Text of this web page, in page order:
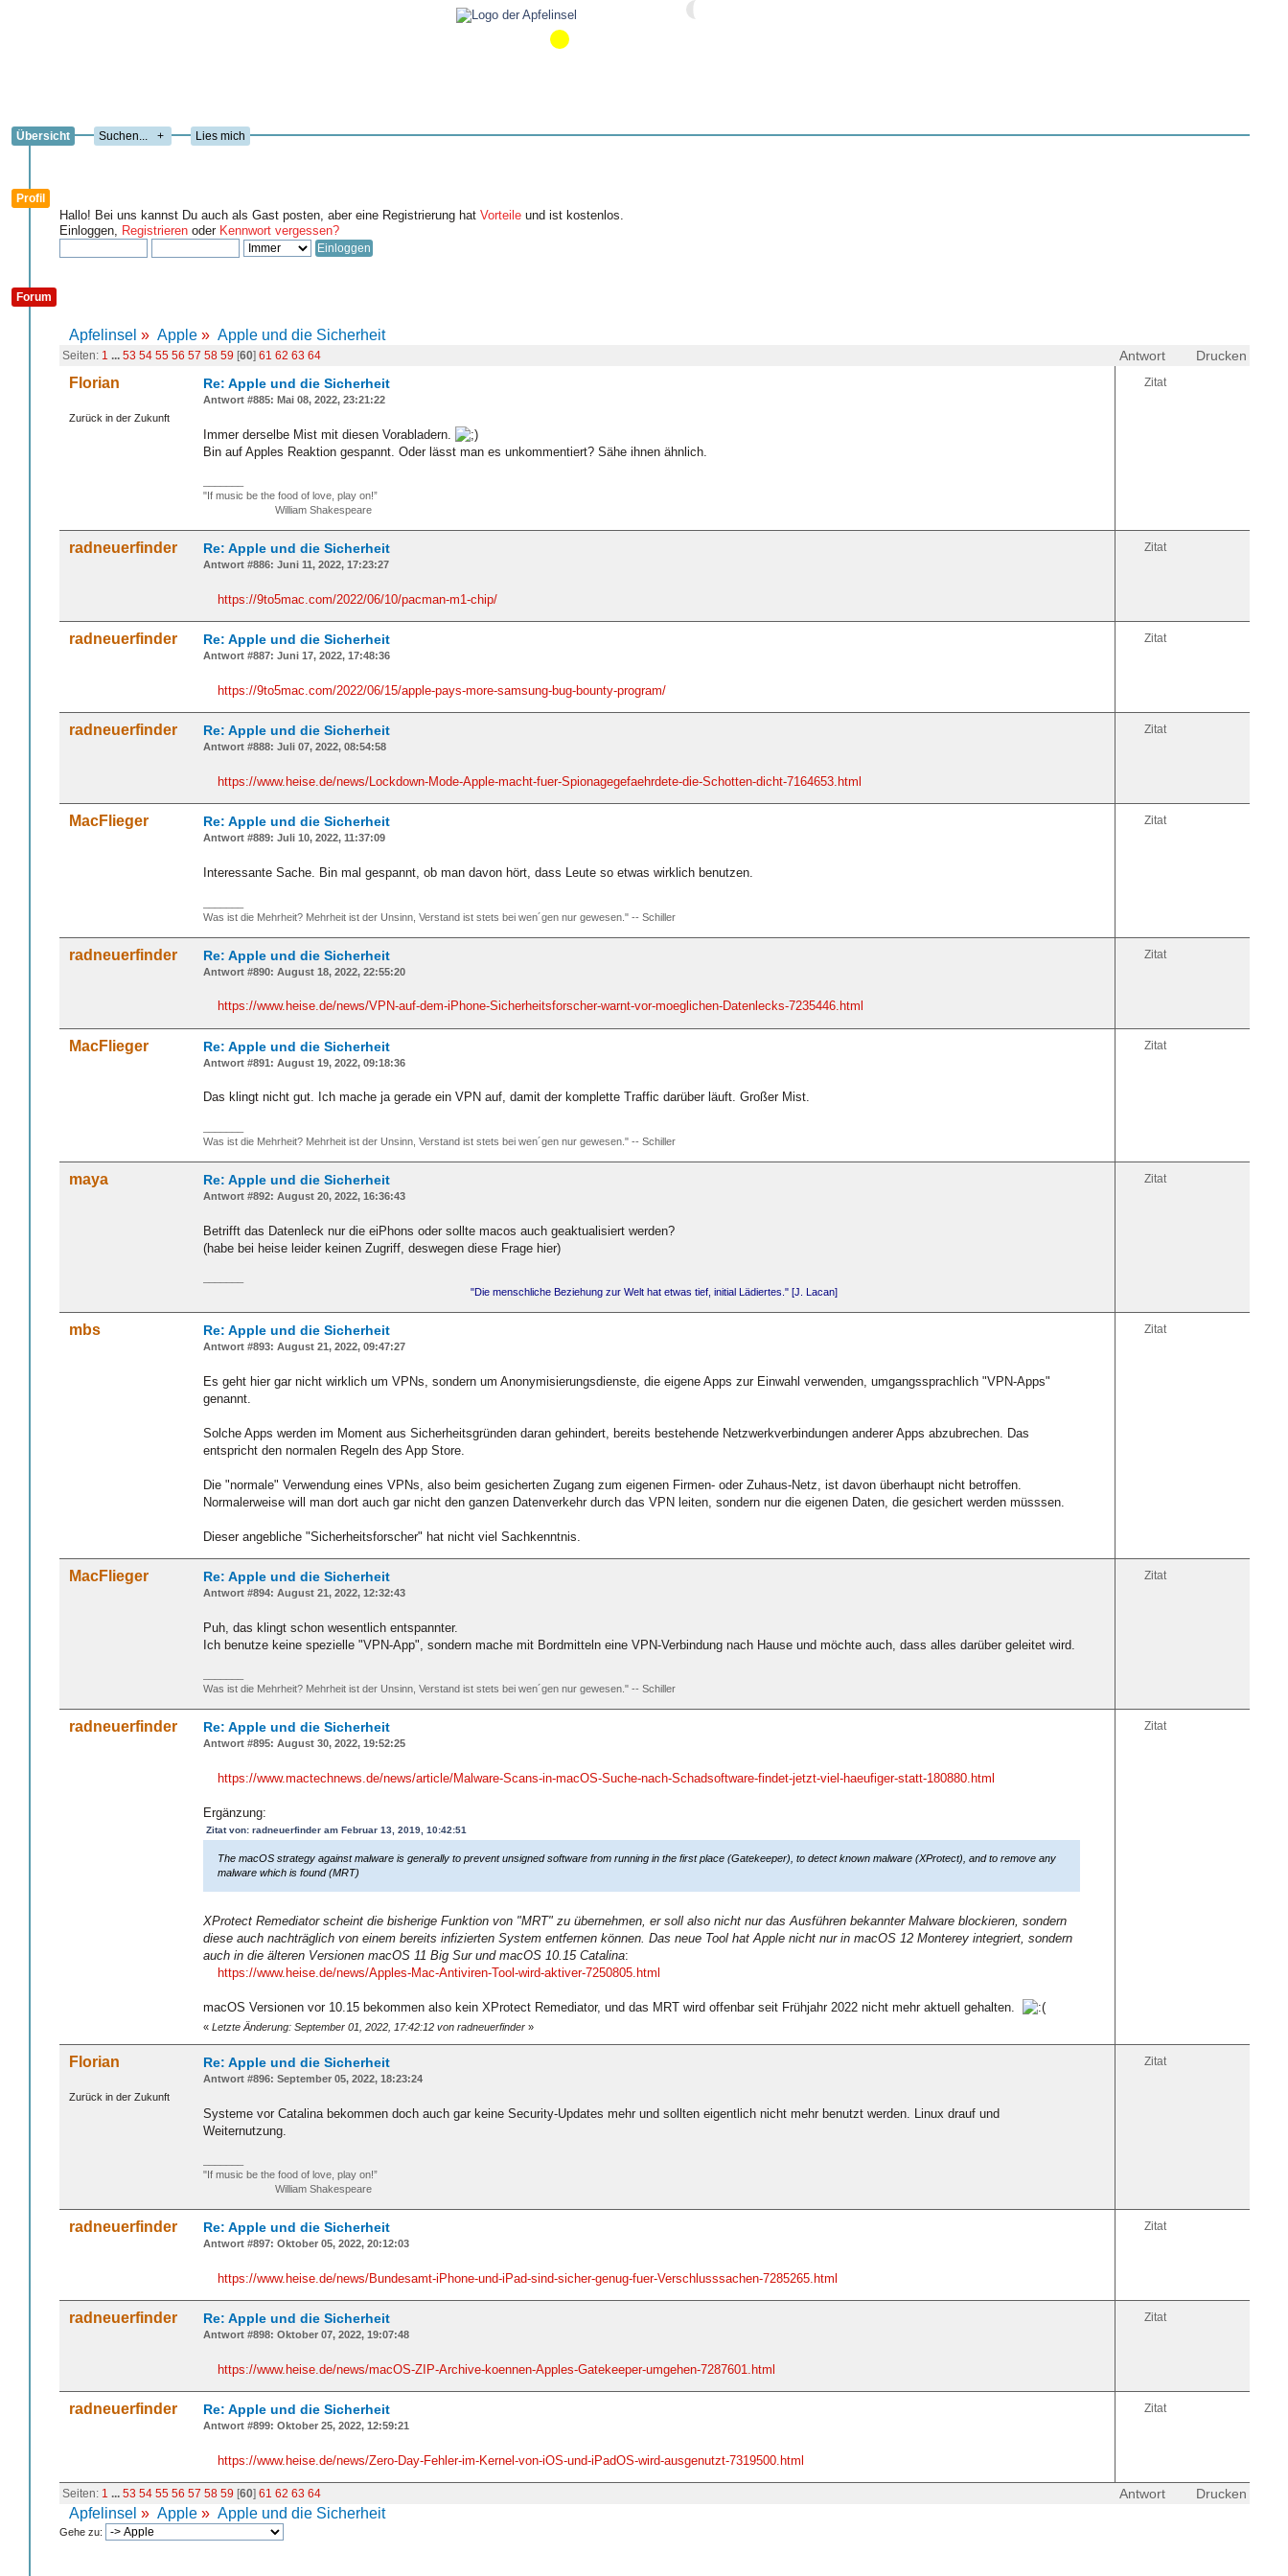
Übersicht + Lies mich
Profil
Hallo! Bei uns kannst Du auch als Gast posten, aber eine Registrierung hat Vorteile und ist kostenlos.
Einloggen, Registrieren oder Kennwort vergessen?
Forum
Apfelinsel » Apple » Apple und die Sicherheit
Antwort Drucken
Seiten: 1 ... 53 54 55 56 57 58 59 [60] 61 62 63 64
Florian
Zurück in der Zukunft
Zitat
Re: Apple und die Sicherheit
Antwort #885: Mai 08, 2022, 23:21:22
Immer derselbe Mist mit diesen Vorabladern.
Bin auf Apples Reaktion gespannt. Oder lässt man es unkommentiert? Sähe ihnen ähnlich.
"If music be the food of love, play on!”
William Shakespeare
radneuerfinder Zitat
Re: Apple und die Sicherheit
Antwort #886: Juni 11, 2022, 17:23:27
https://9to5mac.com/2022/06/10/pacman-m1-chip/
radneuerfinder Zitat
Re: Apple und die Sicherheit
Antwort #887: Juni 17, 2022, 17:48:36
https://9to5mac.com/2022/06/15/apple-pays-more-samsung-bug-bounty-program/
radneuerfinder Zitat
Re: Apple und die Sicherheit
Antwort #888: Juli 07, 2022, 08:54:58
https://www.heise.de/news/Lockdown-Mode-Apple-macht-fuer-Spionagegefaehrdete-die-Schotten-dicht-7164653.html
MacFlieger Zitat
Re: Apple und die Sicherheit
Antwort #889: Juli 10, 2022, 11:37:09
Interessante Sache. Bin mal gespannt, ob man davon hört, dass Leute so etwas wirklich benutzen.
Was ist die Mehrheit? Mehrheit ist der Unsinn, Verstand ist stets bei wen´gen nur gewesen." -- Schiller
radneuerfinder Zitat
Re: Apple und die Sicherheit
Antwort #890: August 18, 2022, 22:55:20
https://www.heise.de/news/VPN-auf-dem-iPhone-Sicherheitsforscher-warnt-vor-moeglichen-Datenlecks-7235446.html
MacFlieger Zitat
Re: Apple und die Sicherheit
Antwort #891: August 19, 2022, 09:18:36
Das klingt nicht gut. Ich mache ja gerade ein VPN auf, damit der komplette Traffic darüber läuft. Großer Mist.
Was ist die Mehrheit? Mehrheit ist der Unsinn, Verstand ist stets bei wen´gen nur gewesen." -- Schiller
maya Zitat
Re: Apple und die Sicherheit
Antwort #892: August 20, 2022, 16:36:43
Betrifft das Datenleck nur die eiPhons oder sollte macos auch geaktualisiert werden?
(habe bei heise leider keinen Zugriff, deswegen diese Frage hier)
"Die menschliche Beziehung zur Welt hat etwas tief, initial Lädiertes." [J. Lacan]
mbs Zitat
Re: Apple und die Sicherheit
Antwort #893: August 21, 2022, 09:47:27
Es geht hier gar nicht wirklich um VPNs, sondern um Anonymisierungsdienste, die eigene Apps zur Einwahl verwenden, umgangssprachlich "VPN-Apps"
genannt.
Solche Apps werden im Moment aus Sicherheitsgründen daran gehindert, bereits bestehende Netzwerkverbindungen anderer Apps abzubrechen. Das
entspricht den normalen Regeln des App Store.
Die "normale" Verwendung eines VPNs, also beim gesicherten Zugang zum eigenen Firmen- oder Zuhaus-Netz, ist davon überhaupt nicht betroffen.
Normalerweise will man dort auch gar nicht den ganzen Datenverkehr durch das VPN leiten, sondern nur die eigenen Daten, die gesichert werden müsssen.
Dieser angebliche "Sicherheitsforscher" hat nicht viel Sachkenntnis.
MacFlieger Zitat
Re: Apple und die Sicherheit
Antwort #894: August 21, 2022, 12:32:43
Puh, das klingt schon wesentlich entspannter.
Ich benutze keine spezielle "VPN-App", sondern mache mit Bordmitteln eine VPN-Verbindung nach Hause und möchte auch, dass alles darüber geleitet wird.
Was ist die Mehrheit? Mehrheit ist der Unsinn, Verstand ist stets bei wen´gen nur gewesen." -- Schiller
radneuerfinder Zitat
Re: Apple und die Sicherheit
Antwort #895: August 30, 2022, 19:52:25
https://www.mactechnews.de/news/article/Malware-Scans-in-macOS-Suche-nach-Schadsoftware-findet-jetzt-viel-haeufiger-statt-180880.html
Ergänzung:
Zitat von: radneuerfinder am Februar 13, 2019, 10:42:51
The macOS strategy against malware is generally to prevent unsigned software from running in the first place (Gatekeeper), to detect known malware (XProtect), and to remove any
malware which is found (MRT)
XProtect Remediator scheint die bisherige Funktion von "MRT" zu übernehmen, er soll also nicht nur das Ausführen bekannter Malware blockieren, sondern
diese auch nachträglich von einem bereits infizierten System entfernen können. Das neue Tool hat Apple nicht nur in macOS 12 Monterey integriert, sondern
auch in die älteren Versionen macOS 11 Big Sur und macOS 10.15 Catalina:
https://www.heise.de/news/Apples-Mac-Antiviren-Tool-wird-aktiver-7250805.html
macOS Versionen vor 10.15 bekommen also kein XProtect Remediator, und das MRT wird offenbar seit Frühjahr 2022 nicht mehr aktuell gehalten.
« Letzte Änderung: September 01, 2022, 17:42:12 von radneuerfinder »
Florian
Zurück in der Zukunft
Zitat
Re: Apple und die Sicherheit
Antwort #896: September 05, 2022, 18:23:24
Systeme vor Catalina bekommen doch auch gar keine Security-Updates mehr und sollten eigentlich nicht mehr benutzt werden. Linux drauf und
Weiternutzung.
"If music be the food of love, play on!”
William Shakespeare
radneuerfinder Zitat
Re: Apple und die Sicherheit
Antwort #897: Oktober 05, 2022, 20:12:03
https://www.heise.de/news/Bundesamt-iPhone-und-iPad-sind-sicher-genug-fuer-Verschlusssachen-7285265.html
radneuerfinder Zitat
Re: Apple und die Sicherheit
Antwort #898: Oktober 07, 2022, 19:07:48
https://www.heise.de/news/macOS-ZIP-Archive-koennen-Apples-Gatekeeper-umgehen-7287601.html
radneuerfinder Zitat
Re: Apple und die Sicherheit
Antwort #899: Oktober 25, 2022, 12:59:21
https://www.heise.de/news/Zero-Day-Fehler-im-Kernel-von-iOS-und-iPadOS-wird-ausgenutzt-7319500.html
Antwort Drucken
Seiten: 1 ... 53 54 55 56 57 58 59 [60] 61 62 63 64
Apfelinsel » Apple » Apple und die Sicherheit
Gehe zu: